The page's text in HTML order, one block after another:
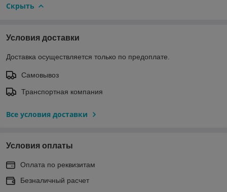
Скрыть
Условия доставки
Доставка осуществляется только по предоплате.
Самовывоз
Транспортная компания
Все условия доставки
Условия оплаты
Оплата по реквизитам
Безналичный расчет